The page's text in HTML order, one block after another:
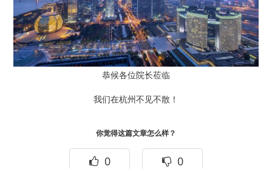
恭候各位院长莅临
我们在杭州不见不散！
你觉得这篇文章怎么样？
0 0